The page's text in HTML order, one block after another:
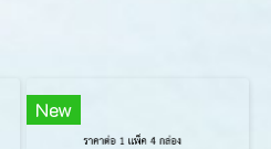
New